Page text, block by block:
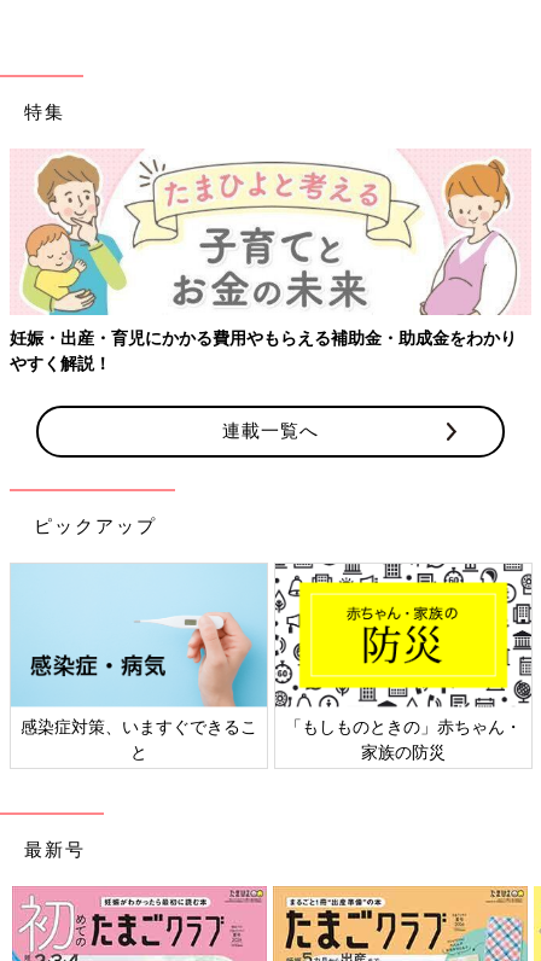
特集
【ワクチン接種できるものも】妊婦の感染症対策、知っておいて！
連載一覧へ
ピックアップ
日本外来小児科学会リーフレッ
ト検討会
六星占術 細木かおりさんの人生
相談
最新号